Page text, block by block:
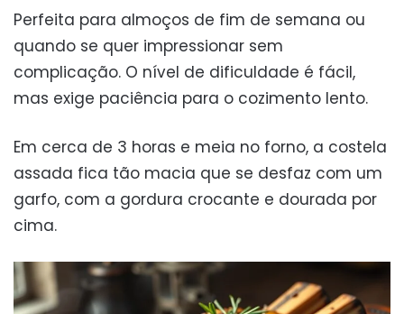
Perfeita para almoços de fim de semana ou
quando se quer impressionar sem
complicação. O nível de dificuldade é fácil,
mas exige paciência para o cozimento lento.
Em cerca de 3 horas e meia no forno, a costela
assada fica tão macia que se desfaz com um
garfo, com a gordura crocante e dourada por
cima.